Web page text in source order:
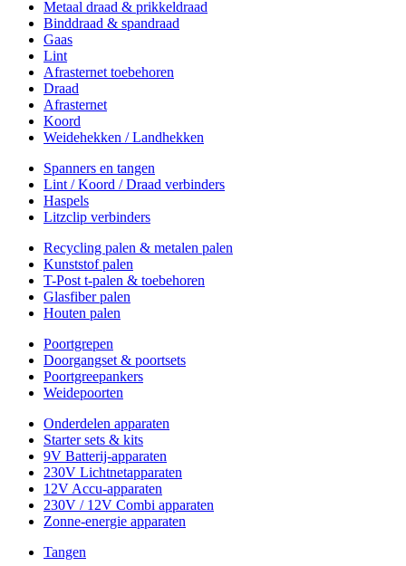
Metaal draad & prikkeldraad
Binddraad & spandraad
Gaas
Lint
Afrasternet toebehoren
Draad
Afrasternet
Koord
Weidehekken / Landhekken
Spanners en tangen
Lint / Koord / Draad verbinders
Haspels
Litzclip verbinders
Recycling palen & metalen palen
Kunststof palen
T-Post t-palen & toebehoren
Glasfiber palen
Houten palen
Poortgrepen
Doorgangset & poortsets
Poortgreepankers
Weidepoorten
Onderdelen apparaten
Starter sets & kits
9V Batterij-apparaten
230V Lichtnetapparaten
12V Accu-apparaten
230V / 12V Combi apparaten
Zonne-energie apparaten
Tangen